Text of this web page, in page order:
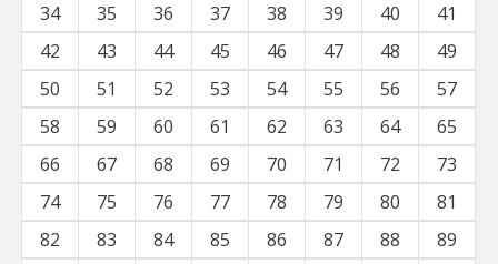
34
35 36 37 38 39 40
41
42
43 44 45 46 47 48
49
50
51 52 53 54 55 56
57
58
59 60 61 62 63 64
65
66
67 68 69 70 71 72
73
74
75 76 77 78 79 80
81
82
83 84 85 86 87 88
89